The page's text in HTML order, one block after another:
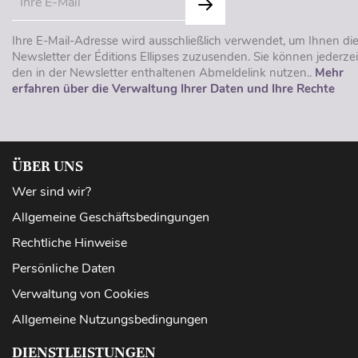
Ihre E-Mail-Adresse wird ausschließlich verwendet, um Ihnen die
Newsletter der Éditions Ellipses zuzusenden. Sie können
den in der Newsletter enthaltenen Abmeldelink nutzen.. Mehr
erfahren über die Verwaltung Ihrer Daten und Ihre Rechte
ÜBER UNS
Wer sind wir?
Allgemeine Geschäftsbedingungen
Rechtliche Hinweise
Persönliche Daten
Verwaltung von Cookies
Allgemeine Nutzungsbedingungen
DIENSTLEISTUNGEN